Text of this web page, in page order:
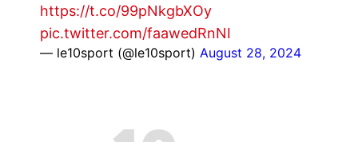
https://t.co/99pNkgbXOy
pic.twitter.com/faawedRnNI
— le10sport (@le10sport) August 28, 2024